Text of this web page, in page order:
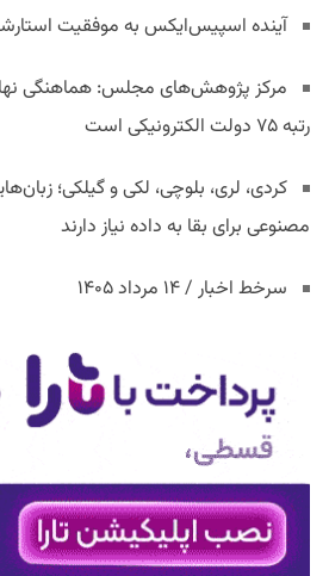
آینده اسپیس‌ایکس به موفقیت
مرکز پژوهش‌های مجلس: هماهنگی
رتبه ۷۵ دولت الکترونیکی است
کردی، لری، بلوچی، لکی و گیلکی؛
مصنوعی برای بقا به داده نیاز دارند
سرخط اخبار / ۱۴ مرداد ۱۴۰۵